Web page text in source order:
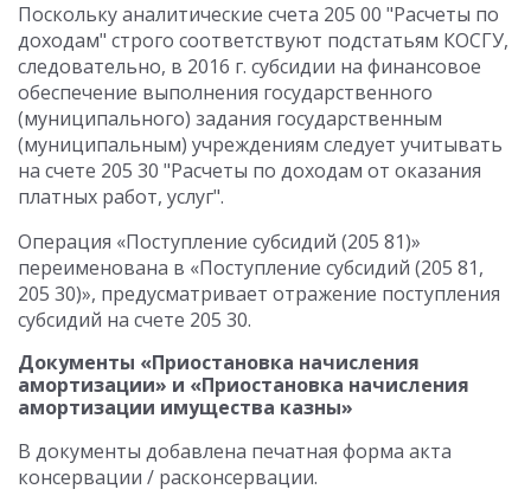
Поскольку аналитические счета 205 00 "Расчеты по
доходам" строго соответствуют подстатьям КОСГУ,
следовательно, в 2016 г. субсидии на финансовое
обеспечение выполнения государственного
(муниципального) задания государственным
(муниципальным) учреждениям следует учитывать
на счете 205 30 "Расчеты по доходам от оказания
платных работ, услуг".
Операция «Поступление субсидий (205 81)»
переименована в «Поступление субсидий (205 81,
205 30)», предусматривает отражение поступления
субсидий на счете 205 30.
Документы «Приостановка начисления
амортизации» и «Приостановка начисления
амортизации имущества казны»
В документы добавлена печатная форма акта
консервации / расконсервации.